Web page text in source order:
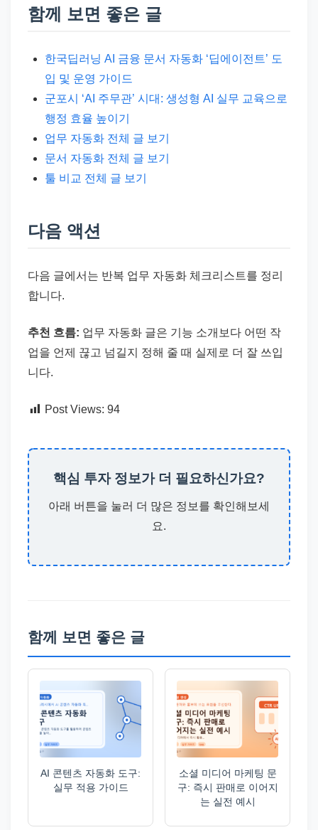
함께 보면 좋은 글
한국딥러닝 AI 금융 문서 자동화 ‘딥에이전트’ 도
입 및 운영 가이드
군포시 ‘AI 주무관’ 시대: 생성형 AI 실무 교육으로
행정 효율 높이기
업무 자동화 전체 글 보기
문서 자동화 전체 글 보기
툴 비교 전체 글 보기
다음 액션
다음 글에서는 반복 업무 자동화 체크리스트를 정리
합니다.
추천 흐름: 업무 자동화 글은 기능 소개보다 어떤 작
업을 언제 끊고 넘길지 정해 줄 때 실제로 더 잘 쓰입
니다.
Post Views: 94
핵심 투자 정보가 더 필요하신가요?
아래 버튼을 눌러 더 많은 정보를 확인해보세
요.
함께 보면 좋은 글
AI 콘텐츠 자동화 도구:
실무 적용 가이드
소셜 미디어 마케팅 문
구: 즉시 판매로 이어지
는 실전 예시